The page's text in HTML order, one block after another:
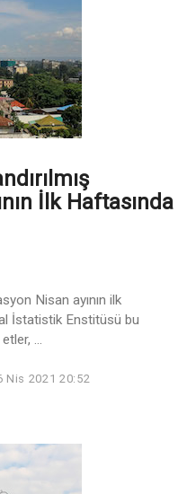
İlk Haftasında
Nisan ayının ilk
İstatistik Enstitüsü bu
...
Nis 2021 20:52